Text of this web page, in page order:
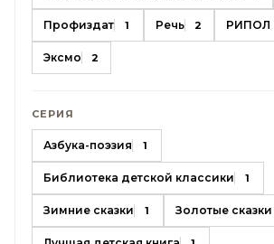
Профиздат 1 Речь 2 РИПОЛ
Эксмо 2
СЕРИЯ
Азбука-поэзия 1
Библиотека детской классики 1
Зимние сказки 1 Золотые